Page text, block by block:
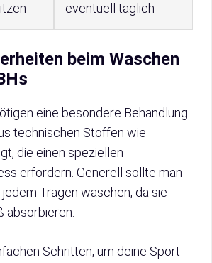
eventuell täglich
beim Waschen
eine besondere Behandlung.
technischen Stoffen wie
die einen speziellen
erfordern. Generell sollte man
Tragen waschen, da sie
absorbieren.
Schritten, um deine Sport-